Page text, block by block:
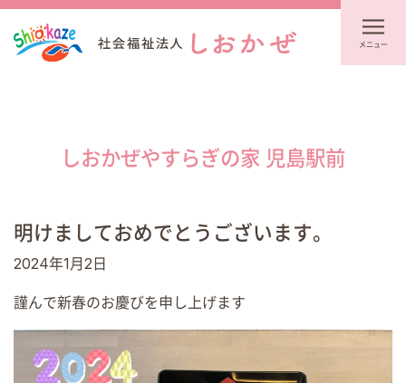
メニュー
しおかぜやすらぎの家 児島駅前
明けましておめでとうございます。
2024年1月2日
謹んで新春のお慶びを申し上げます